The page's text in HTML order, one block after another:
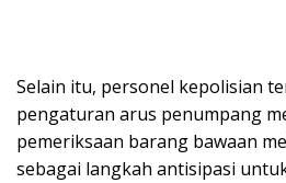
Selain itu, personel kepolisian
pengaturan arus penumpang
pemeriksaan barang bawaan
sebagai langkah antisipasi